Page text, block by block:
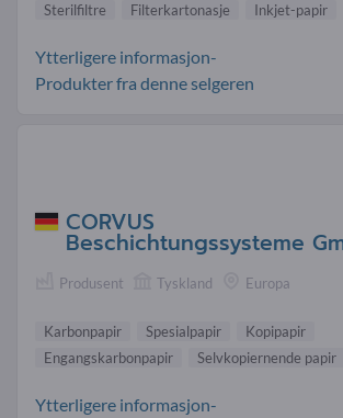
Sterilfiltre
Filterkartonasje Inkjet-papir
Ytterligere informasjon-
Produkter fra denne selgeren
CORVUS
Beschichtungssysteme
Produsent Tyskland Europa
Karbonpapir Spesialpapir
Kopipapir
Engangskarbonpapir
Selvkopiernende papir
Ytterligere informasjon-